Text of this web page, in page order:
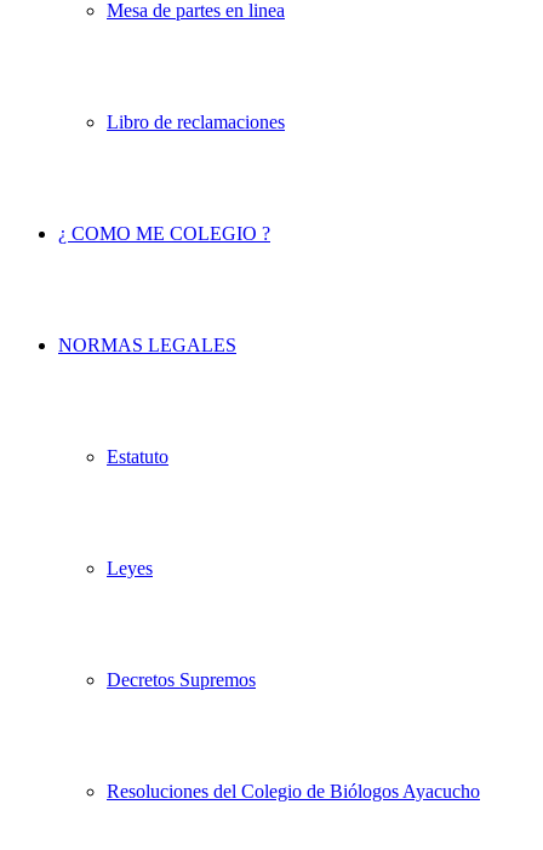
Mesa de partes en linea
Libro de reclamaciones
¿ COMO ME COLEGIO ?
NORMAS LEGALES
Estatuto
Leyes
Decretos Supremos
Resoluciones del Colegio de Biólogos Ayacucho